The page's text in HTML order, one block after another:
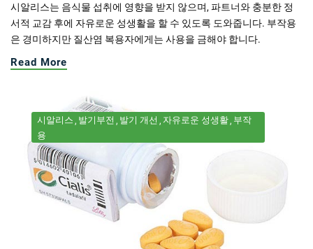
시알리스는 음식물 섭취에 영향을 받지 않으며, 파트너와 충분한 정
서적 교감 후에 자유로운 성생활을 할 수 있도록 도와줍니다. 부작용
은 경미하지만 질산염 복용자에게는 사용을 금해야 합니다.
Read More
시알리스 발기부전 발기 개선 자유로운 성생활 부작
용